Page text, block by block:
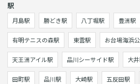
駅
月島駅 勝どき駅 八丁堀駅 豊洲駅
有明テニスの森駅 東雲駅 お台場海浜
天王洲アイル駅 品川シーサイド駅 大
田町駅 品川駅 大崎駅 五反田駅